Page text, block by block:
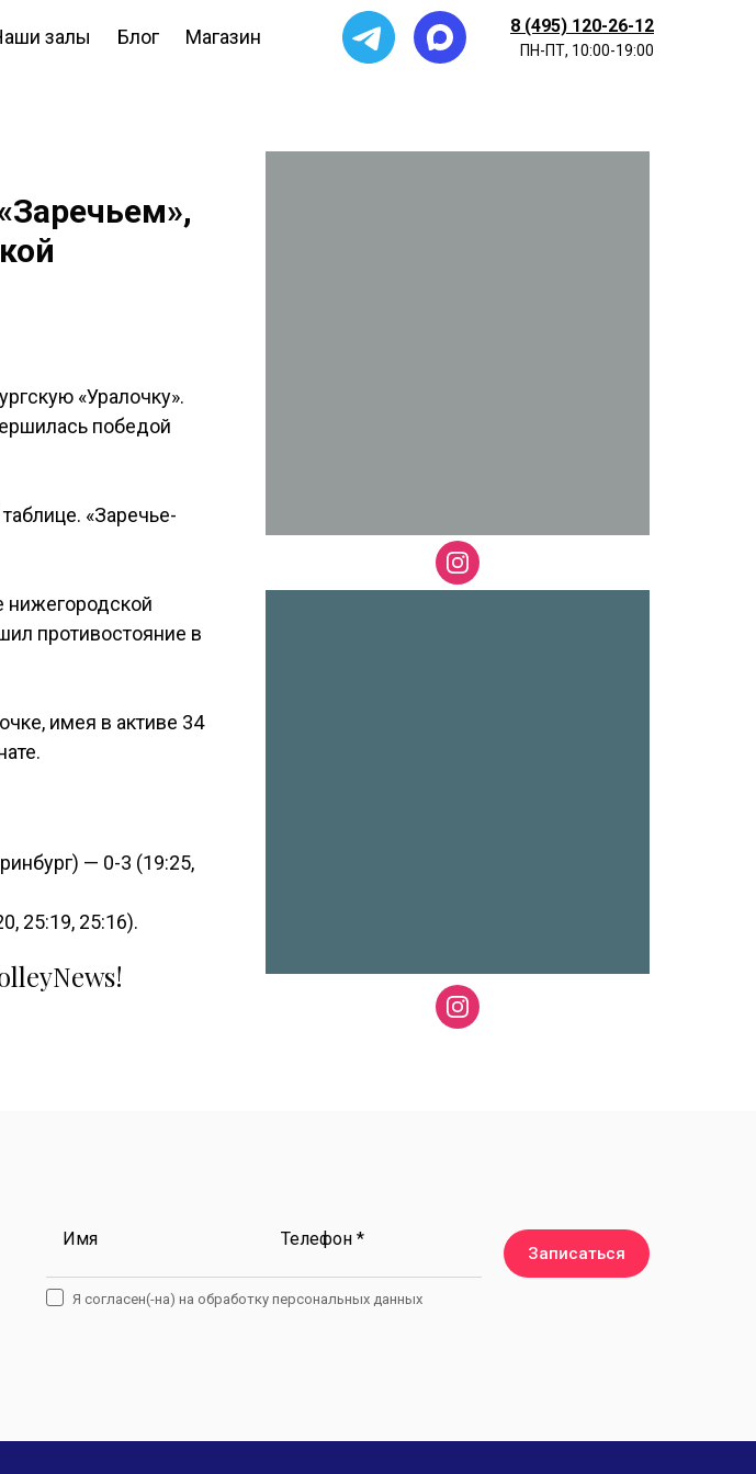
залы Блог Магазин 8 (495) 120-26-12
ПН-ПТ, 10:00-19:00
«Уралочку».
победой
«Заречье-
нижегородской
противостояние в
имея в активе 34
— 0-3 (19:25,
25:19, 25:16).
Имя Телефон *
Записаться
Я согласен(-на) на обработку персональных данных